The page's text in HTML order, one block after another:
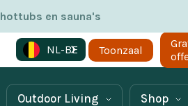
en sauna's
NL-BE Toonzaal
Outdoor Living Shop